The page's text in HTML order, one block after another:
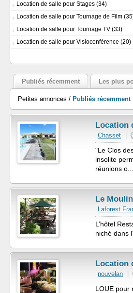
Location de salle pour Stages (34)
Location de salle pour Tournage de Film
Location de salle pour Tournage TV (33)
Location de salle pour Visioconférence (20)
Publiés récemment Les plus
Petites annonces / Publiés récemment
Location
Chasset
"Le Clos
insolite
réunions o...
Le
Laforest
L’hôtel
niché dans
Location
nouvelan
LOUE pour